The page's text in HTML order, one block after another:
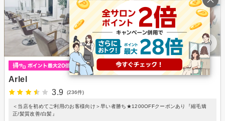
Arlel
3.9
(236件)
＜当店を初めてご利用のお客様向け＞早い者勝ち★1200OFFクーポンあり『縮毛矯
正/髪質改善/白髪』